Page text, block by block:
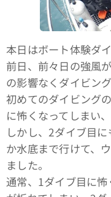
本日はボート体験ダイ
前日、前々日の強風
の影響なくダイビン
初めてのダイビング
に怖くなってしまい、
しかし、2ダイブ目
か水底まで行けて、
ました。
通常、1ダイブ目に